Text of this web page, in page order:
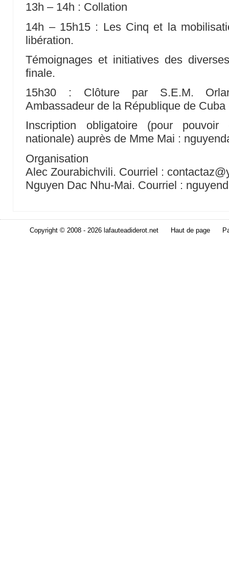
13h – 14h : Collation
14h – 15h15 : Les Cinq et la
libération.
Témoignages et initiatives des
finale.
15h30 : Clôture par S.E.M.
Ambassadeur de la République de Cuba
Inscription obligatoire (pour pouvoir
nationale) auprès de Mme Mai :
Organisation
Alec Zourabichvili. Courriel :
Nguyen Dac Nhu-Mai. Courriel :
Copyright © 2008 - 2026 lafauteadiderot.net Haut de page